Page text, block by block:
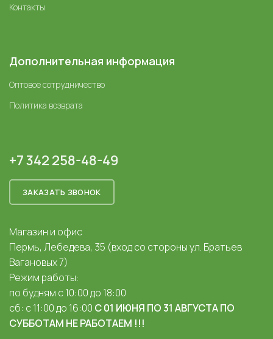
Контакты
Дополнительная информация
Оптовое сотрудничество
Политика возврата
+7 342 258-48-49
ЗАКАЗАТЬ ЗВОНОК
Магазин и офис
Пермь, Лебедева, 35 (вход со стороны ул. Братьев
Вагановых 7)
Режим работы:
по будням с 10:00 до 18:00
сб: с 11:00 до 16:00 С 01 ИЮНЯ ПО 31 АВГУСТА ПО
СУББОТАМ НЕ РАБОТАЕМ !!!